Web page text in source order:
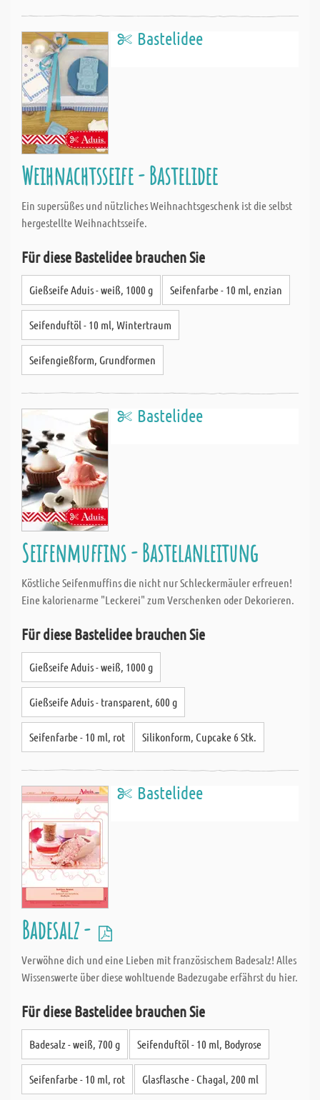
Bastelidee
Weihnachtsseife - Bastelidee
Ein supersüßes und nützliches Weihnachtsgeschenk ist die selbst
hergestellte Weihnachtsseife.
Für diese Bastelidee brauchen Sie
Gießseife Aduis - weiß, 1000 g Seifenfarbe - 10 ml, enzian
Seifenduftöl - 10 ml, Wintertraum
Seifengießform, Grundformen
Bastelidee
Seifenmuffins - Bastelanleitung
Köstliche Seifenmuffins die nicht nur Schleckermäuler erfreuen!
Eine kalorienarme "Leckerei" zum Verschenken oder Dekorieren.
Für diese Bastelidee brauchen Sie
Gießseife Aduis - weiß, 1000 g
Gießseife Aduis - transparent, 600 g
Seifenfarbe - 10 ml, rot Silikonform, Cupcake 6 Stk.
Bastelidee
Badesalz -
Verwöhne dich und eine Lieben mit französischem Badesalz! Alles
Wissenswerte über diese wohltuende Badezugabe erfährst du hier.
Für diese Bastelidee brauchen Sie
Badesalz - weiß, 700 g Seifenduftöl - 10 ml, Bodyrose
Seifenfarbe - 10 ml, rot Glasflasche - Chagal, 200 ml